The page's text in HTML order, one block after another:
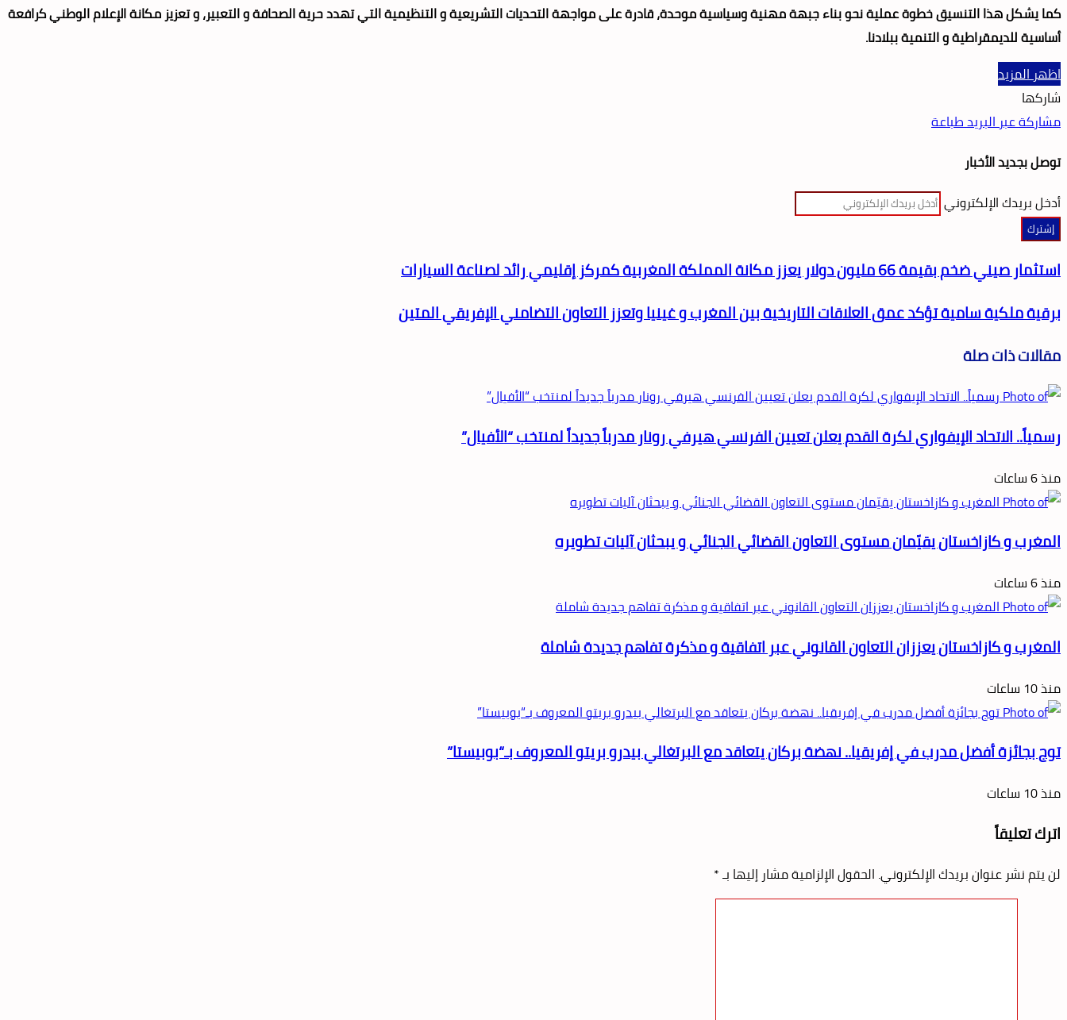
كما يشكل هذا التنسيق خطوة عملية نحو بناء جبهة مهنية وسياسية موحدة، قادرة على مواجهة التحديات التشريعية و التنظيمية التي تهدد حرية الصحافة و التعبير، و تعزيز مكانة الإعلام الوطني كرافعة
أساسية للديمقراطية و التنمية ببلادنا.
اظهر المزيد
شاركها
مشاركة عبر البريدطباعة
توصل بجديد الأخبار
أدخل بريدك الإلكتروني
استثمار صيني ضخم بقيمة 66 مليون دولار يعزز مكانة المملكة المغربية كمركز إقليمي رائد لصناعة السيارات
برقية ملكية سامية تؤكد عمق العلاقات التاريخية بين المغرب و غينيا وتعزز التعاون التضامني الإفريقي المتين
مقالات ذات صلة
رسمياً.. الاتحاد الإيفواري لكرة القدم يعلن تعيين الفرنسي هيرفي رونار مدرباً جديداً لمنتخب “الأفيال”
منذ 6 ساعات
المغرب و كازاخستان يقيّمان مستوى التعاون القضائي الجنائي و يبحثان آليات تطويره
منذ 6 ساعات
المغرب و كازاخستان يعززان التعاون القانوني عبر اتفاقية و مذكرة تفاهم جديدة شاملة
منذ 10 ساعات
توج بجائزة أفضل مدرب في إفريقيا.. نهضة بركان يتعاقد مع البرتغالي بيدرو بريتو المعروف بـ“بوبيستا”
منذ 10 ساعات
اترك تعليقاً
لن يتم نشر عنوان بريدك الإلكتروني. الحقول الإلزامية مشار إليها بـ*